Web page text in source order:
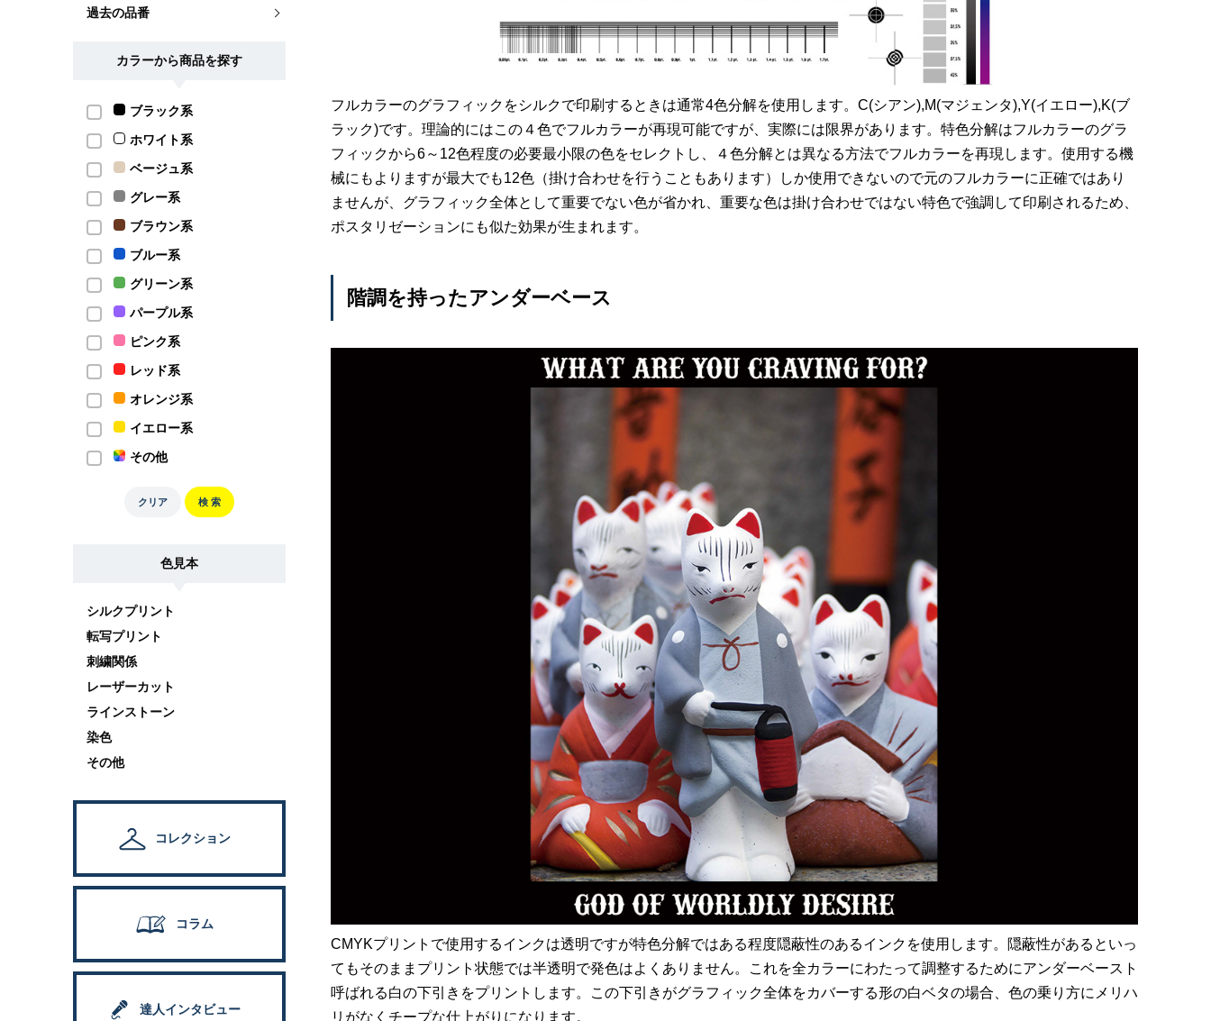
過去の品番
カラーから商品を探す
ブラック系
ホワイト系
ベージュ系
グレー系
ブラウン系
ブルー系
グリーン系
パープル系
ピンク系
レッド系
オレンジ系
イエロー系
その他
クリア 検 索
色見本
シルクプリント
転写プリント
刺繍関係
レーザーカット
ラインストーン
染色
その他
コレクション
コラム
達人インタビュー
フルカラーのグラフィックをシルクで印刷するときは通常4色分解を使用します。C(シアン),M(マジェンタ),Y(イエロー),K(ブ
ラック)です。理論的にはこの４色でフルカラーが再現可能ですが、実際には限界があります。特色分解はフルカラーのグラ
フィックから6～12色程度の必要最小限の色をセレクトし、４色分解とは異なる方法でフルカラーを再現します。使用する機
械にもよりますが最大でも12色（掛け合わせを行うこともあります）しか使用できないので元のフルカラーに正確ではあり
ませんが、グラフィック全体として重要でない色が省かれ、重要な色は掛け合わせではない特色で強調して印刷されるため、
ポスタリゼーションにも似た効果が生まれます。
階調を持ったアンダーベース
CMYKプリントで使用するインクは透明ですが特色分解ではある程度隠蔽性のあるインクを使用します。隠蔽性があるといっ
てもそのままプリント状態では半透明で発色はよくありません。これを全カラーにわたって調整するためにアンダーベースト
呼ばれる白の下引きをプリントします。この下引きがグラフィック全体をカバーする形の白ベタの場合、色の乗り方にメリハ
リがなくチープな仕上がりになります。